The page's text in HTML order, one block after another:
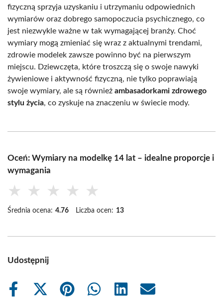
fizyczną sprzyja uzyskaniu i utrzymaniu odpowiednich
wymiarów oraz dobrego samopoczucia psychicznego, co
jest niezwykle ważne w tak wymagającej branży. Choć
wymiary mogą zmieniać się wraz z aktualnymi trendami,
zdrowie modelek zawsze powinno być na pierwszym
miejscu. Dziewczęta, które troszczą się o swoje nawyki
żywieniowe i aktywność fizyczną, nie tylko poprawiają
swoje wymiary, ale są również ambasadorkami zdrowego
stylu życia, co zyskuje na znaczeniu w świecie mody.
Oceń: Wymiary na modelkę 14 lat – idealne proporcje i
wymagania
★ ★ ★ ★ ★
Średnia ocena: 4.76 Liczba ocen: 13
Udostępnij
Share
Share
Share
Share
Share
Share